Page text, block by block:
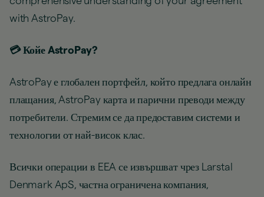
with AstroPay.
💳 Койе AstroPay?
AstroPay е глобален портфейл, който предлага онлайн
плащания, AstroPay карта и парични преводи между
потребители. Стремим се да предоставим системи и
технологии от най-висок клас.
Всички операции в EEA се извършват чрез Larstal
Denmark ApS, частна ограничена компания,